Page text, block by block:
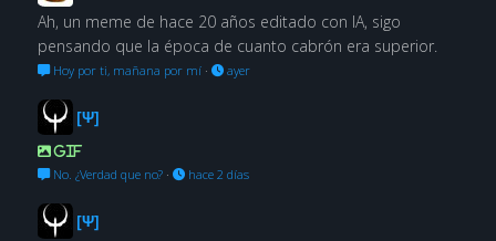
Ah, un meme de hace 20 años editado con IA, sigo
pensando que la época de cuanto cabrón era superior.
Hoy por ti, mañana por mí· ayer
[Ψ]
GIF
No. ¿Verdad que no?· hace 2 días
[Ψ]